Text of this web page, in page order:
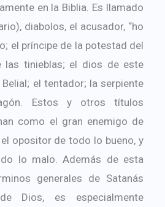
en la Biblia. Es llamado
diabolos, el acusador, “ho
el príncipe de la potestad del
las tinieblas; el dios de este
Belial; el tentador; la serpiente
Estos y otros títulos
como el gran enemigo de
opositor de todo lo bueno, y
lo malo. Además de esta
generales de Satanás
Dios, es especialmente